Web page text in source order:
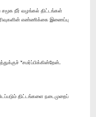
சமூக நீர் வழங்கல் திட்டங்கள்
எண்ணிக்கை இணைப்பு
*சமர்ப்பிக்கின்றேன்.
திட்டங்களை நடைமுறைப்